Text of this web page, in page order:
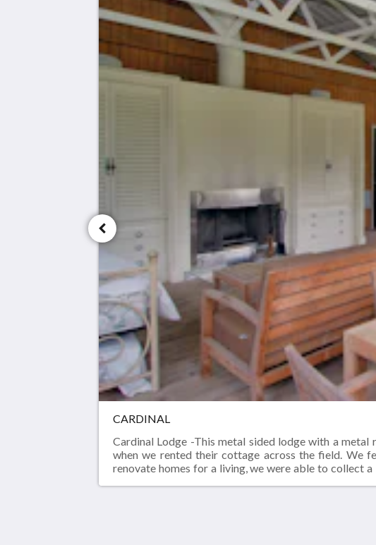
CARDINAL
Cardinal Lodge -This metal sided lodge with a
when we rented their cottage across the field. We
renovate homes for a living, we were able to collect